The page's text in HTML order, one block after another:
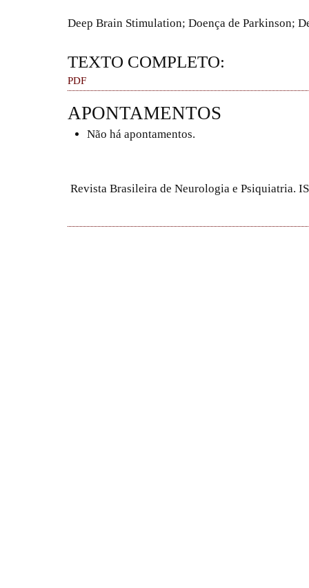
Deep Brain Stimulation; Doença de Parkinson;
TEXTO COMPLETO:
PDF
APONTAMENTOS
Não há apontamentos.
Revista Brasileira de Neurologia e Psiquiatria.